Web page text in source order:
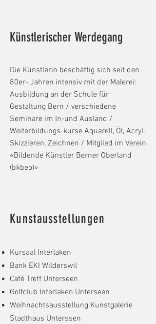
Künstlerischer Werdegang
Die Künstlerin beschäftig sich seit den
80er- Jahren intensiv mit der Malerei:
Ausbildung an der Schule für
Gestaltung Bern / verschiedene
Seminare im In-und Ausland /
Weiterbildungs-kurse Aquarell, Öl, Acryl,
Skizzieren, Zeichnen / Mitglied im Verein
«Bildende Künstler Berner Oberland
(bkbeo)»
Kunstausstellungen​
Kursaal Interlaken
Bank EKI Wilderswil
Café Treff Unterseen
Golfclub Interlaken Unterseen
Weihnachtsausstellung Kunstgalerie
Stadthaus Unterssen